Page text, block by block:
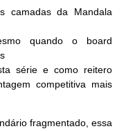
camadas da Mandala
quando o board
série e como reitero
competitiva mais
fragmentado, essa